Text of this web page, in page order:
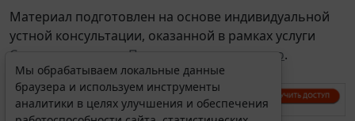
Материал подготовлен на основе индивидуальной
устной консультации, оказанной в рамках услуги
Советы экспертов. Проверки, налоги, право.
Мы обрабатываем локальные данные
браузера и используем инструменты
аналитики в целях улучшения и обеспечения